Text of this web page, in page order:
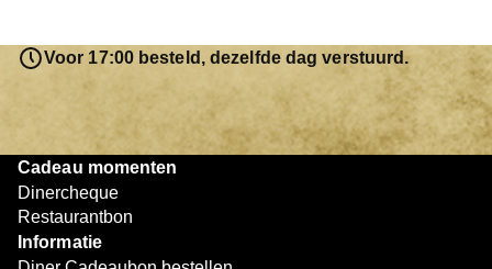
resterende bedrag blijft gewoon op de bon staan en kan
later worden gebruikt. Zo geniet je keer op keer van
bijzondere eetmomenten.
Voor 17:00 besteld, dezelfde dag verstuurd.
Cadeau momenten
Dinercheque
Restaurantbon
Informatie